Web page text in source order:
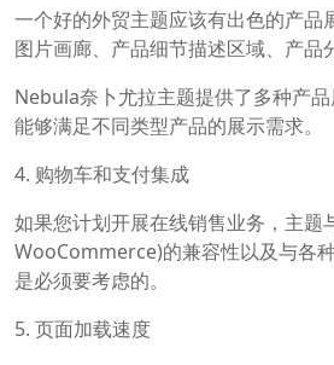
一个好的外贸主题应该有出色的产品
图片画廊、产品细节描述区域、产品
Nebula奈卜尤拉主题提供了多种产品
能够满足不同类型产品的展示需求。
4. 购物车和支付集成
如果您计划开展在线销售业务，主题
WooCommerce)的兼容性以及与各
是必须要考虑的。
5. 页面加载速度